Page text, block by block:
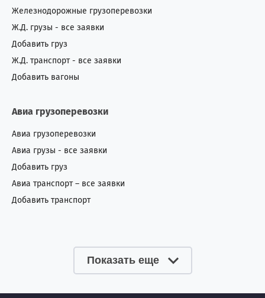
Железнодорожные грузоперевозки
Ж.Д. грузы - все заявки
Добавить груз
Ж.Д. транспорт - все заявки
Добавить вагоны
Авиа грузоперевозки
Авиа грузоперевозки
Авиа грузы - все заявки
Добавить груз
Авиа транспорт – все заявки
Добавить транспорт
Показать еще